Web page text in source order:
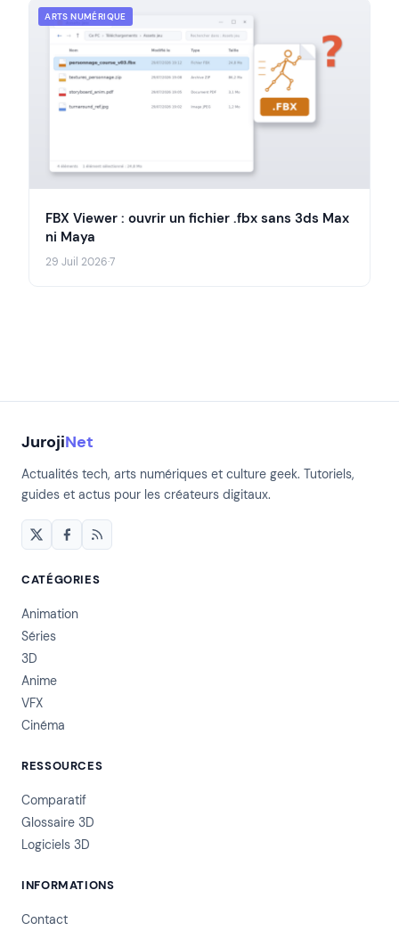
ARTS NUMÉRIQUE
FBX Viewer : ouvrir un fichier .fbx sans 3ds Max
ni Maya
29 Juil 2026·7
JurojiNet
Actualités tech, arts numériques et culture geek. Tutoriels,
guides et actus pour les créateurs digitaux.
CATÉGORIES
Animation
Séries
3D
Anime
VFX
Cinéma
RESSOURCES
Comparatif
Glossaire 3D
Logiciels 3D
INFORMATIONS
Contact